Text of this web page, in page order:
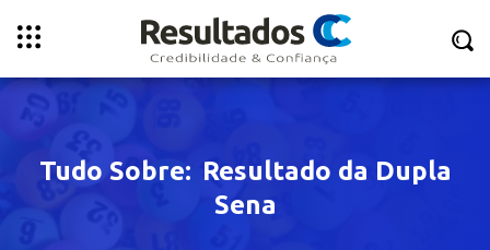
Tudo Sobre: Resultado da Dupla
Sena